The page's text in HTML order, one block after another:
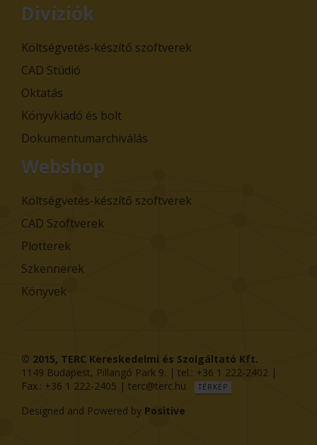
Divíziók
Költségvetés-készítő szoftverek
CAD Stúdió
Oktatás
Könyvkiadó és bolt
Dokumentumarchiválás
Webshop
Költségvetés-készítő szoftverek
CAD Szoftverek
Plotterek
Szkennerek
Könyvek
© 2015, TERC Kereskedelmi és Szolgáltató Kft.
1149 Budapest, Pillangó Park 9. | tel.: +36 1 222-2402 |
Fax.: +36 1 222-2405 | terc@terc.hu TÉRKÉP
Designed and Powered by Positive